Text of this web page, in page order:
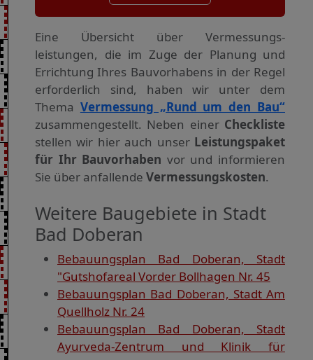
Eine Übersicht über Vermessungs­
leistungen, die im Zuge der Planung und
Errichtung Ihres Bauvorhabens in der Regel
erforderlich sind, haben wir unter dem
Thema Vermessung „Rund um den Bau“
zusammengestellt. Neben einer Checkliste
stellen wir hier auch unser Leistungspaket
für Ihr Bauvorhaben vor und informieren
Sie über anfallende Vermessungskosten.
Weitere Baugebiete in Stadt
Bad Doberan
Bebauungsplan Bad Doberan, Stadt
"Gutshofareal Vorder Bollhagen Nr. 45
Bebauungsplan Bad Doberan, Stadt Am
Quellholz Nr. 24
Bebauungsplan Bad Doberan, Stadt
Ayurveda-Zentrum und Klinik für